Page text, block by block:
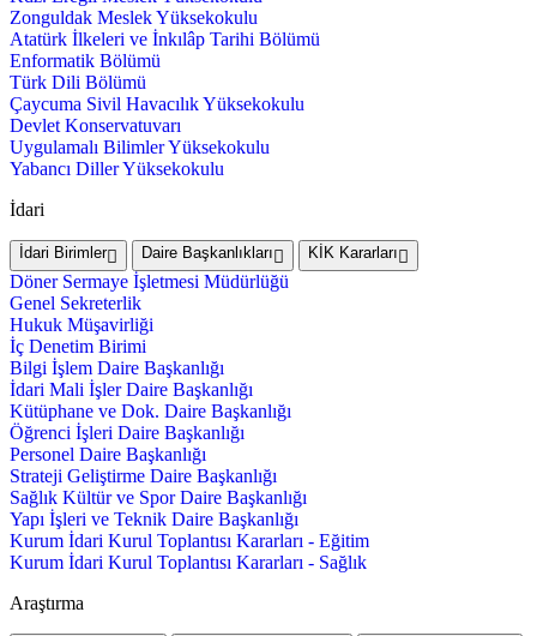
Zonguldak Meslek Yüksekokulu
Atatürk İlkeleri ve İnkılâp Tarihi Bölümü
Enformatik Bölümü
Türk Dili Bölümü
Çaycuma Sivil Havacılık Yüksekokulu
Devlet Konservatuvarı
Uygulamalı Bilimler Yüksekokulu
Yabancı Diller Yüksekokulu
İdari
İdari Birimler Daire Başkanlıkları KİK Kararları
Döner Sermaye İşletmesi Müdürlüğü
Genel Sekreterlik
Hukuk Müşavirliği
İç Denetim Birimi
Bilgi İşlem Daire Başkanlığı
İdari Mali İşler Daire Başkanlığı
Kütüphane ve Dok. Daire Başkanlığı
Öğrenci İşleri Daire Başkanlığı
Personel Daire Başkanlığı
Strateji Geliştirme Daire Başkanlığı
Sağlık Kültür ve Spor Daire Başkanlığı
Yapı İşleri ve Teknik Daire Başkanlığı
Kurum İdari Kurul Toplantısı Kararları - Eğitim
Kurum İdari Kurul Toplantısı Kararları - Sağlık
Araştırma